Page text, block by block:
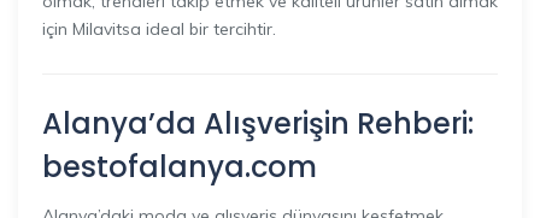
için Milavitsa ideal bir tercihtir.
Alanya’da Alışverişin Rehberi:
bestofalanya.com